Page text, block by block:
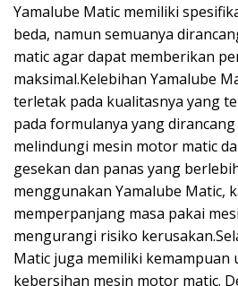
Yamalube Matic memiliki
beda, namun semuanya
matic agar dapat memberikan
maksimal.Kelebihan Yamalube
terletak pada kualitasnya yang
pada formulanya yang
melindungi mesin motor matic
gesekan dan panas yang
menggunakan Yamalube Matic,
memperpanjang masa pakai
mengurangi risiko
Matic juga memiliki kemampuan
kebersihan mesin motor matic.